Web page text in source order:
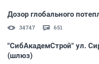
Дозор глобального
34747 651
"СибАкадемСтрой" ул.
(шлюз)